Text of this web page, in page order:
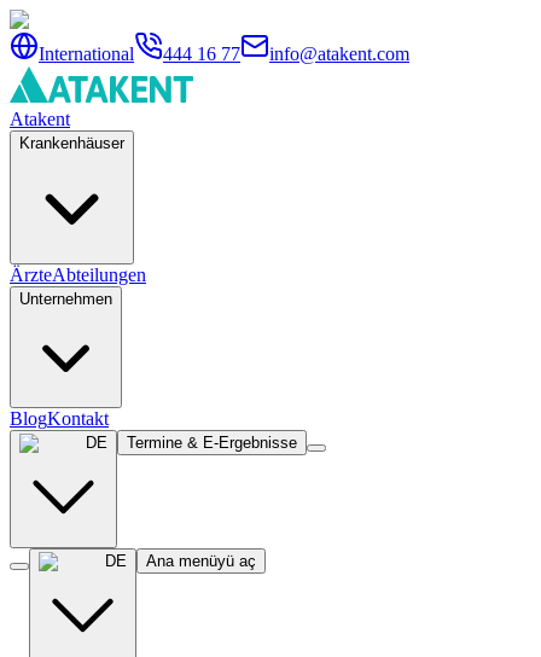
International 444 16 77 info@atakent.com
Atakent
Krankenhäuser
ÄrzteAbteilungen
Unternehmen
BlogKontakt
DE Termine & E-Ergebnisse
DE Ana menüyü aç